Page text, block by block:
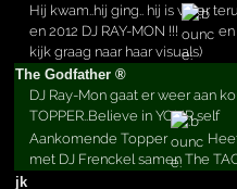
Hij kwam..hij ging.. hij is weer
en 2012 DJ RAY-MON !!!
en
kijk graag naar haar visuals)
The Godfather ®
DJ Ray-Mon gaat er weer aan
TOPPER..Believe in YOUR self
Aankomende Topper
met DJ Frenckel samen The
jk